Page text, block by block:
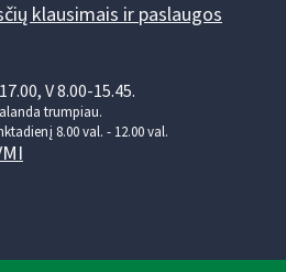
klausimais ir paslaugos
V 8.00-15.45.
trumpiau.
8.00 val. - 12.00 val.